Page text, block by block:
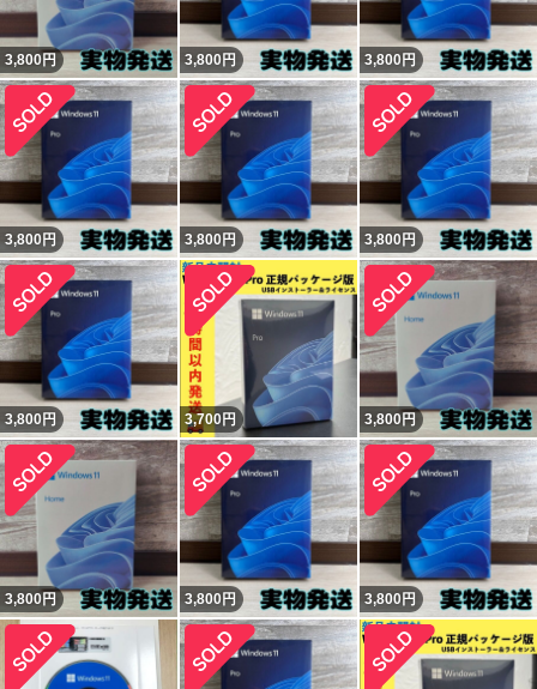
3,800円 3,800円 3,800円
3,800円 3,800円 3,800円
3,800円 3,700円 3,800円
3,800円 3,800円 3,800円